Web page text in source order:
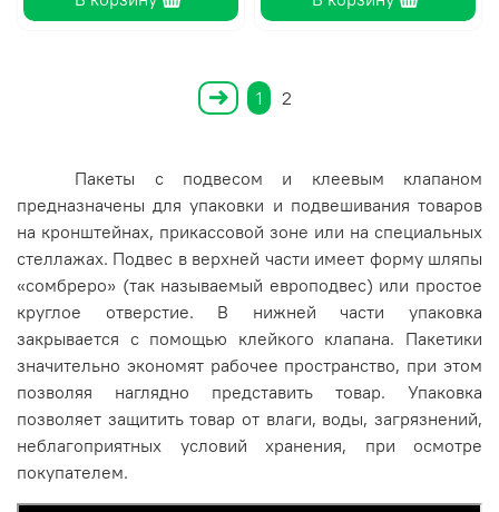
1 2
Пакеты с подвесом и клеевым клапаном
предназначены для упаковки и подвешивания товаров
на кронштейнах, прикассовой зоне или на специальных
стеллажах. Подвес в верхней части имеет форму шляпы
«сомбреро» (так называемый европодвес) или простое
круглое отверстие. В нижней части упаковка
закрывается с помощью клейкого клапана. Пакетики
значительно экономят рабочее пространство, при этом
позволяя наглядно представить товар. Упаковка
позволяет защитить товар от влаги, воды, загрязнений,
неблагоприятных условий хранения, при осмотре
покупателем.